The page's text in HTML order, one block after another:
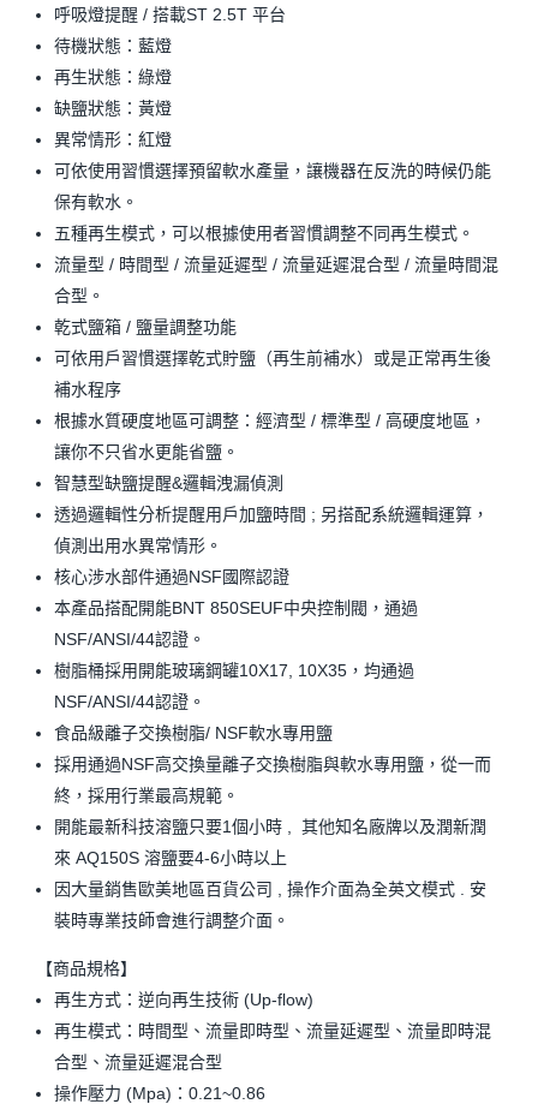
呼吸燈提醒 / 搭載ST 2.5T 平台
待機狀態：藍燈
再生狀態：綠燈
缺鹽狀態：黃燈
異常情形：紅燈
可依使用習慣選擇預留軟水產量，讓機器在反洗的時候仍能
保有軟水。
五種再生模式，可以根據使用者習慣調整不同再生模式。
流量型 / 時間型 / 流量延遲型 / 流量延遲混合型 / 流量時間混
合型。
乾式鹽箱 / 鹽量調整功能
可依用戶習慣選擇乾式貯鹽（再生前補水）或是正常再生後
補水程序
根據水質硬度地區可調整：經濟型 / 標準型 / 高硬度地區，
讓你不只省水更能省鹽。
智慧型缺鹽提醒&邏輯洩漏偵測
透過邏輯性分析提醒用戶加鹽時間 ; 另搭配系統邏輯運算，
偵測出用水異常情形。
核心涉水部件通過NSF國際認證
本產品搭配開能BNT 850SEUF中央控制閥，通過
NSF/ANSI/44認證。
樹脂桶採用開能玻璃鋼罐10X17, 10X35，均通過
NSF/ANSI/44認證。
食品級離子交換樹脂/ NSF軟水專用鹽
採用通過NSF高交換量離子交換樹脂與軟水專用鹽，從一而
終，採用行業最高規範。
開能最新科技溶鹽只要1個小時 , 其他知名廠牌以及潤新潤
來 AQ150S 溶鹽要4-6小時以上
因大量銷售歐美地區百貨公司 , 操作介面為全英文模式 . 安
裝時專業技師會進行調整介面。
【商品規格】
再生方式：逆向再生技術 (Up-flow)
再生模式：時間型、流量即時型、流量延遲型、流量即時混
合型、流量延遲混合型
操作壓力 (Mpa)：0.21~0.86